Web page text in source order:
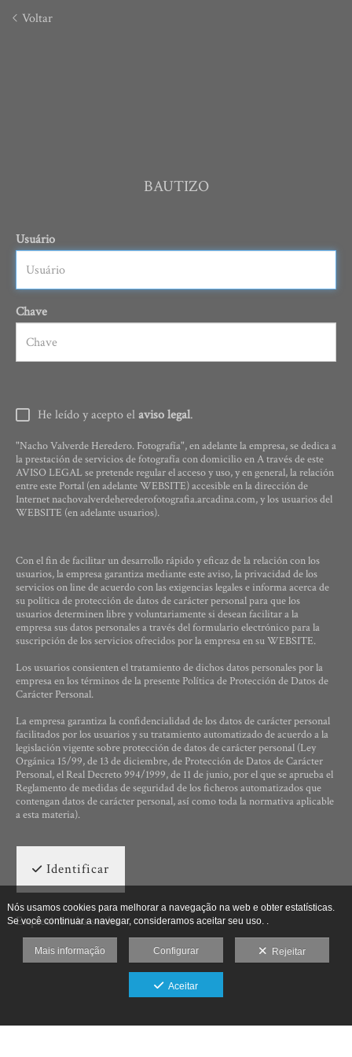
Voltar
BAUTIZO
Usuário
Chave
He leído y acepto elaviso legal.
"Nacho Valverde Heredero. Fotografía", en adelante la empresa, se dedica a
la prestación de servicios de fotografía con domicilio en A través de este
AVISO LEGAL se pretende regular el acceso y uso, y en general, la relación
entre este Portal (en adelante WEBSITE) accesible en la dirección de
Internet nachovalverdeherederofotografia.arcadina.com, y los usuarios del
WEBSITE (en adelante usuarios).
Con el fin de facilitar un desarrollo rápido y eficaz de la relación con los
usuarios, la empresa garantiza mediante este aviso, la privacidad de los
servicios on line de acuerdo con las exigencias legales e informa acerca de
su política de protección de datos de carácter personal para que los
usuarios determinen libre y voluntariamente si desean facilitar a la
empresa sus datos personales a través del formulario electrónico para la
suscripción de los servicios ofrecidos por la empresa en su WEBSITE.
Los usuarios consienten el tratamiento de dichos datos personales por la
empresa en los términos de la presente Política de Protección de Datos de
Carácter Personal.
La empresa garantiza la confidencialidad de los datos de carácter personal
facilitados por los usuarios y su tratamiento automatizado de acuerdo a la
legislación vigente sobre protección de datos de carácter personal (Ley
Orgánica 15/99, de 13 de diciembre, de Protección de Datos de Carácter
Personal, el Real Decreto 994/1999, de 11 de junio, por el que se aprueba el
Reglamento de medidas de seguridad de los ficheros automatizados que
contengan datos de carácter personal, así como toda la normativa aplicable
a esta materia).
Identificar
Esqueci minha senha
Nós usamos cookies para melhorar a navegação na web e obter estatísticas.
Se você continuar a navegar, consideramos aceitar seu uso. .
Mais informação Configurar Rejeitar
Aceitar